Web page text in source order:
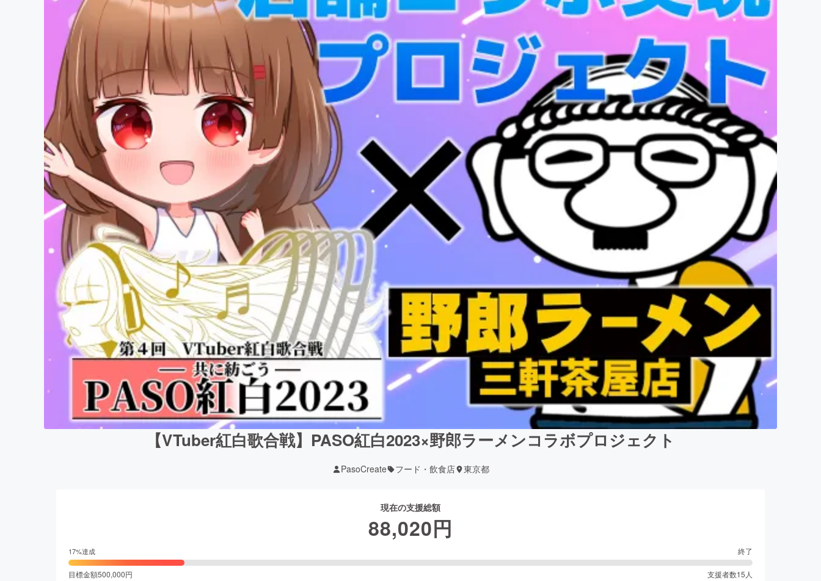
【VTuber紅白歌合戦】PASO紅白2023×野郎ラーメンコラボプロジェクト
PasoCreate フード・飲食店 東京都
現在の支援総額
88,020円
17%達成 終了
目標金額500,000円 支援者数15 人